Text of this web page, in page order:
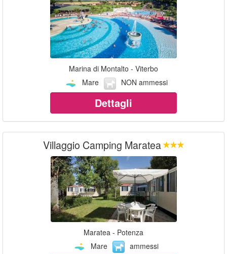
Marina di Montalto - Viterbo
Mare
NON ammessi
Dettagli
Villaggio Camping Maratea
Maratea - Potenza
Mare
ammessi